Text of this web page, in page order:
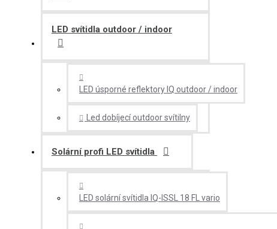
LED svítidla outdoor / indoor
LED úsporné reflektory IQ outdoor / indoor
Led dobíjecí outdoor svítilny
Solární profi LED svítidla
LED solární svítidla IQ-ISSL 18 FL vario